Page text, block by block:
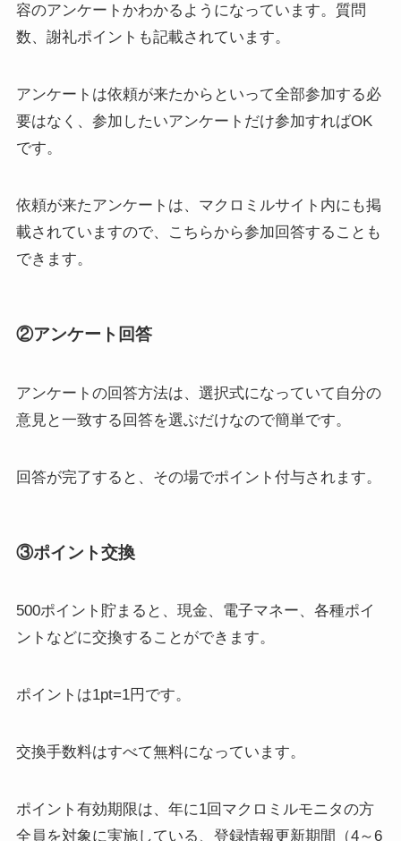
容のアンケートかわかる ようになっています。 質問
数、謝礼ポイントも記載されています。
アンケートは依頼が来たからといって全部参加する必
要はなく、 参加したいアンケートだけ参加すればOK
です。
依頼が来たアンケートは、マクロミルサイト内にも掲
載されていますので、こちらから参加回答することも
できます。
②アンケート回答
アンケートの回答方法は、 選択式になっていて自分の
意見と一致する 回答を選ぶだけなので簡単です。
回答が完了すると、その場でポイント付与されます。
③ポイント交換
500ポイント貯まると、現金、電子マネー、各種ポイ
ントなどに交換することができます。
ポイントは1pt=1円です。
交換手数料はすべて無料になっています。
ポイント有効期限は、年に1回マクロミルモニタの方
全員を対象に実施している、登録情報更新期間（4～6